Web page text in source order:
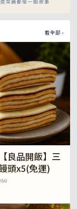
看全部 ›
良品開飯】三
頭x5(免運)